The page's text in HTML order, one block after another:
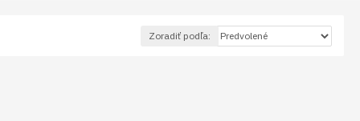
Zoradiť podľa: